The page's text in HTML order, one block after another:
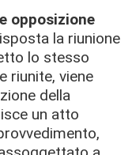
opposizione
la riunione
lo stesso
riunite, viene
della
un atto